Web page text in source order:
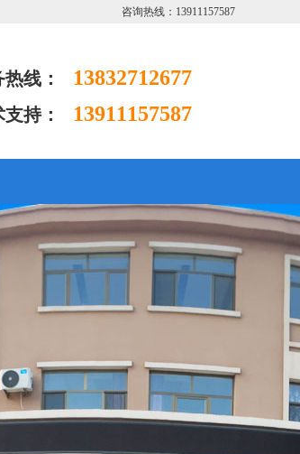
咨询热线：13911157587
线： 13832712677
持： 13911157587